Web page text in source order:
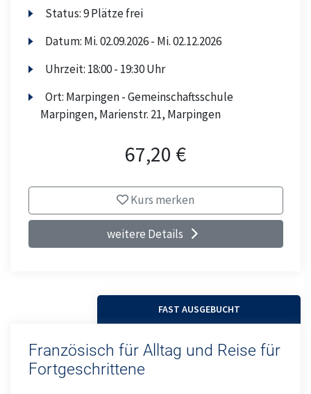
Status:9 Plätze frei
Datum: Mi.02.09.2026 - Mi.02.12.2026
Uhrzeit: 18:00 - 19:30 Uhr
Ort: Marpingen - Gemeinschaftsschule
Marpingen, Marienstr. 21, Marpingen
67,20 €
Kurs merken
weitere Details
FAST AUSGEBUCHT
Französisch für Alltag und Reise für
Fortgeschrittene